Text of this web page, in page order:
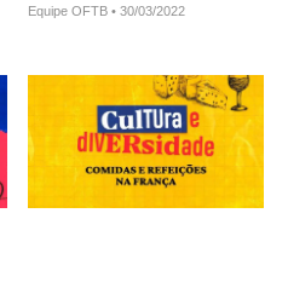
Equipe OFTB 30/03/2022